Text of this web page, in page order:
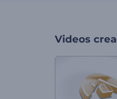
Videos